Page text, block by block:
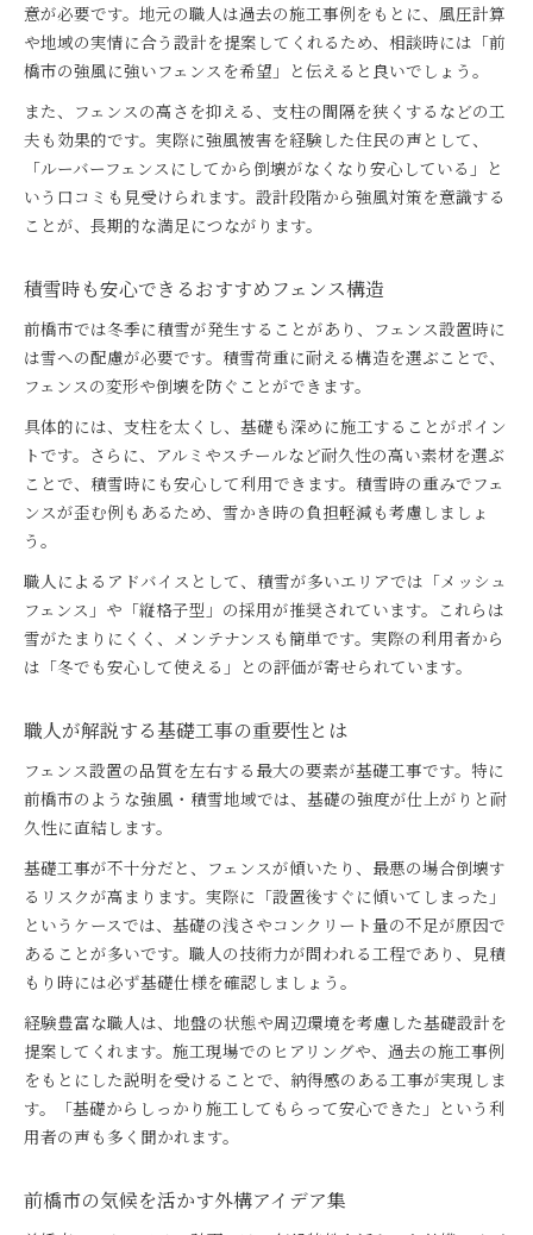
意が必要です。地元の職人は過去の施工事例をもとに、風圧計算
や地域の実情に合う設計を提案してくれるため、相談時には「前
橋市の強風に強いフェンスを希望」と伝えると良いでしょう。
また、フェンスの高さを抑える、支柱の間隔を狭くするなどの工
夫も効果的です。実際に強風被害を経験した住民の声として、
「ルーバーフェンスにしてから倒壊がなくなり安心している」と
いう口コミも見受けられます。設計段階から強風対策を意識する
ことが、長期的な満足につながります。
積雪時も安心できるおすすめフェンス構造
前橋市では冬季に積雪が発生することがあり、フェンス設置時に
は雪への配慮が必要です。積雪荷重に耐える構造を選ぶことで、
フェンスの変形や倒壊を防ぐことができます。
具体的には、支柱を太くし、基礎も深めに施工することがポイン
トです。さらに、アルミやスチールなど耐久性の高い素材を選ぶ
ことで、積雪時にも安心して利用できます。積雪時の重みでフェ
ンスが歪む例もあるため、雪かき時の負担軽減も考慮しましょ
う。
職人によるアドバイスとして、積雪が多いエリアでは「メッシュ
フェンス」や「縦格子型」の採用が推奨されています。これらは
雪がたまりにくく、メンテナンスも簡単です。実際の利用者から
は「冬でも安心して使える」との評価が寄せられています。
職人が解説する基礎工事の重要性とは
フェンス設置の品質を左右する最大の要素が基礎工事です。特に
前橋市のような強風・積雪地域では、基礎の強度が仕上がりと耐
久性に直結します。
基礎工事が不十分だと、フェンスが傾いたり、最悪の場合倒壊す
るリスクが高まります。実際に「設置後すぐに傾いてしまった」
というケースでは、基礎の浅さやコンクリート量の不足が原因で
あることが多いです。職人の技術力が問われる工程であり、見積
もり時には必ず基礎仕様を確認しましょう。
経験豊富な職人は、地盤の状態や周辺環境を考慮した基礎設計を
提案してくれます。施工現場でのヒアリングや、過去の施工事例
をもとにした説明を受けることで、納得感のある工事が実現しま
す。「基礎からしっかり施工してもらって安心できた」という利
用者の声も多く聞かれます。
前橋市の気候を活かす外構アイデア集